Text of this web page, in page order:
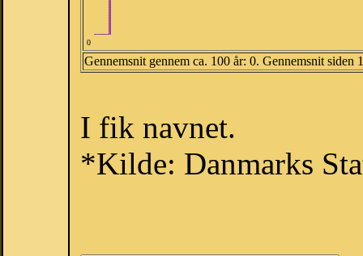
0
Gennemsnit gennem ca. 100 år: 0. Gennemsnit siden
I fik navnet.
*Kilde: Danmarks